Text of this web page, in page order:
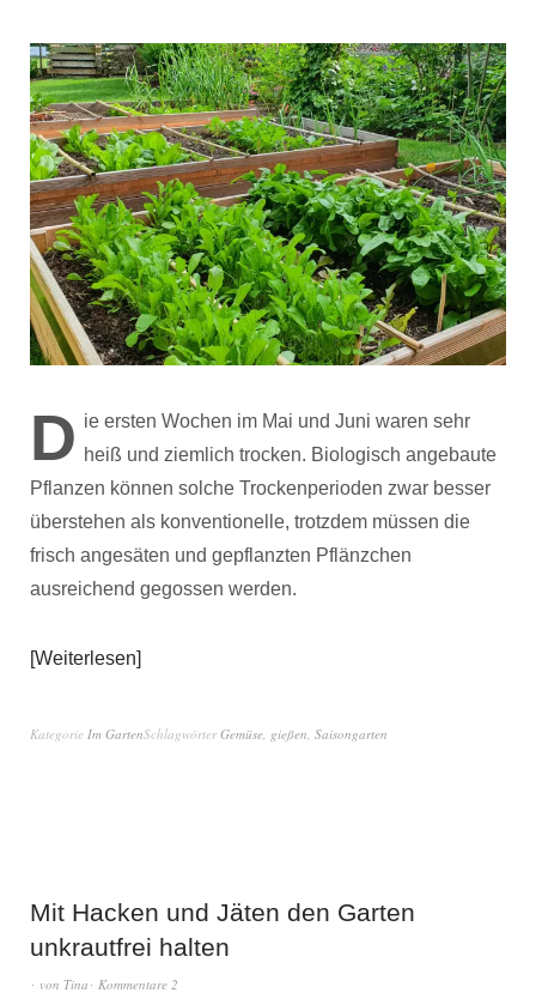
D ie ersten Wochen im Mai und Juni waren sehr
heiß und ziemlich trocken. Biologisch angebaute
Pflanzen können solche Trockenperioden zwar besser
überstehen als konventionelle, trotzdem müssen die
frisch angesäten und gepflanzten Pflänzchen
ausreichend gegossen werden.
Weiterlesen
Kategorie Im GartenSchlagwörterGemüse, gießen, Saisongarten
Mit Hacken und Jäten den Garten
unkrautfrei halten
von Tina Kommentare 2